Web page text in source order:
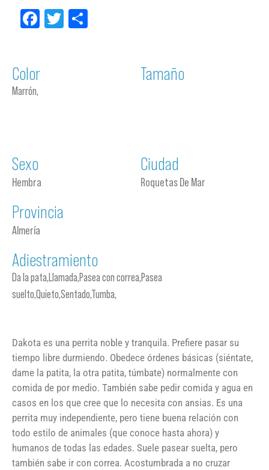
Facebook
Twitter
Color
Marrón,
Tamaño
Sexo
Hembra
Ciudad
Roquetas De Mar
Provincia
Almería
Adiestramiento
Da la pata,Llamada,Pasea con correa,Pasea
suelto,Quieto,Sentado,Tumba,
Dakota es una perrita noble y tranquila. Prefiere pasar su
tiempo libre durmiendo. Obedece órdenes básicas (siéntate,
dame la patita, la otra patita, túmbate) normalmente con
comida de por medio. También sabe pedir comida y agua en
casos en los que cree que lo necesita con ansias. Es una
perrita muy independiente, pero tiene buena relación con
todo estilo de animales (que conoce hasta ahora) y
humanos de todas las edades. Suele pasear suelta, pero
también sabe ir con correa. Acostumbrada a no cruzar